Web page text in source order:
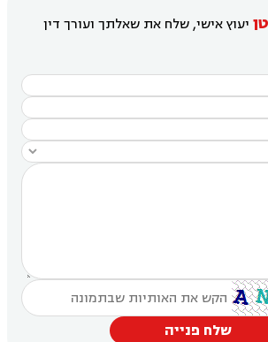
יעוץ אישי, שלח את שאלתך ועורך דין
שלח פנייה